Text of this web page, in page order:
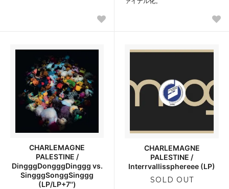
CHARLEMAGNE
PALESTINE /
DingggDongggDinggg vs.
SingggSonggSinggg
(LP/LP+7'')
CHARLEMAGNE
PALESTINE /
Interrvallissphereee (LP)
SOLD OUT